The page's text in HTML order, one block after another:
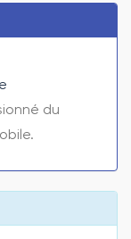
du